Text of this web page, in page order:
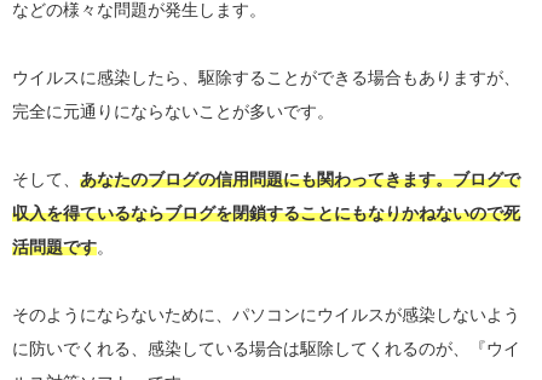
などの様々な問題が発生します。
ウイルスに感染したら、駆除することができる場合もありますが、
完全に元通りにならないことが多いです。
そして、 あなたのブログの信用問題にも関わってきます。ブログで
収入を得ているならブログを閉鎖することにもなりかねないので死
活問題です。
そのようにならないために、パソコンにウイルスが感染しないよう
に防いでくれる、感染している場合は駆除してくれるのが、『ウイ